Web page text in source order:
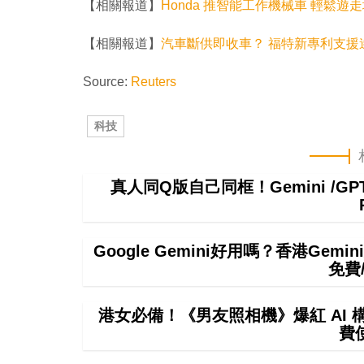
【相關報道】 Honda 推智能工作機械車 輕鬆遊
【相關報道】 汽車斷供即收車？ 福特新專利支援
Source: Reuters
科技
真人同Q版自己同框！Gemini /
Google Gemini好用嗎？香港
免
港女必備！《男友照相機》爆紅 AI
費